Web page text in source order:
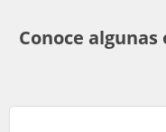
Conoce